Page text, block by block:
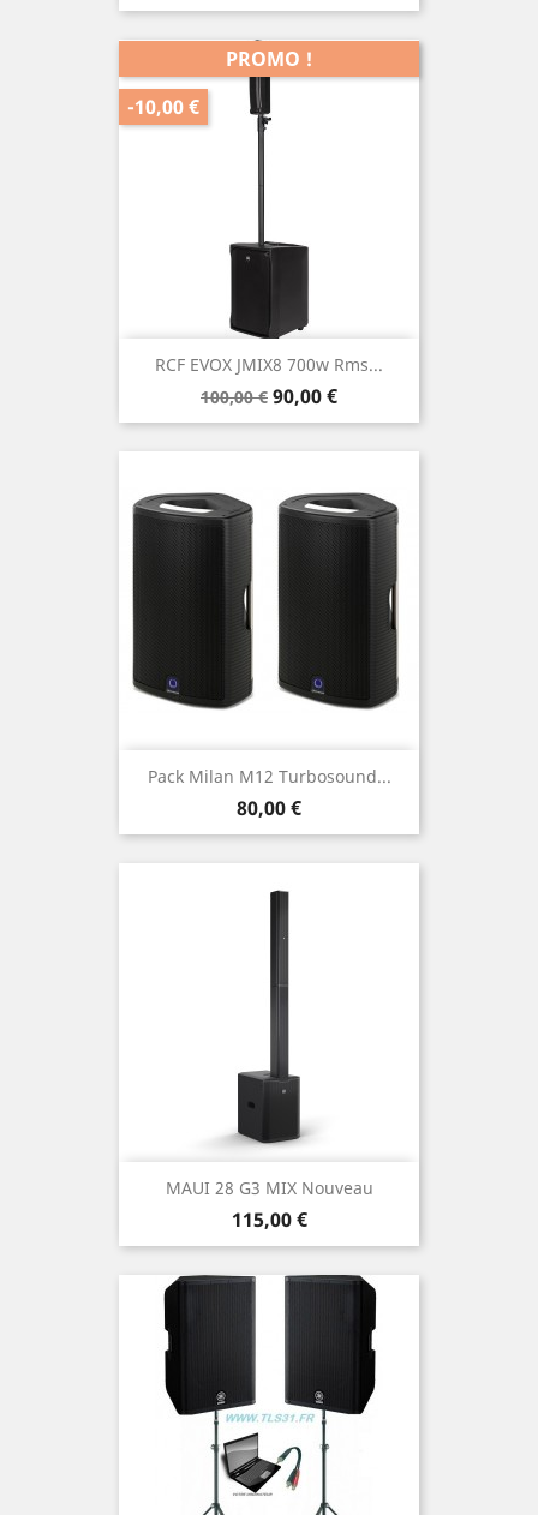
RCF EVOX JMIX8 700w Rms...
Prix
de
100,00 € Prix
90,00 €
PROMO !
-10,00 €
Pack Milan M12 Turbosound...
Prix
80,00 €
MAUI 28 G3 MIX Nouveau
Prix
115,00 €